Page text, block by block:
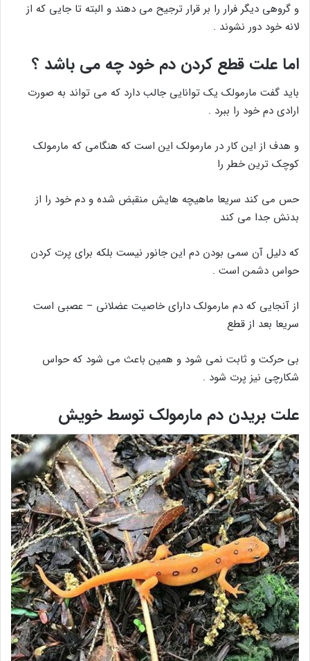
و گروهی دیگر فرار را بر قرار ترجیح می دهند و البته تا جایی که از
لانه خود دور نشوند .
اما علت قطع کردن دم خود چه می باشد ؟
باید گفت مارمولک یک توانایی جالب دارد که می تواند به صورت
ارادی دم خود را ببرد .
و هدف از این کار در مارمولک این است که هنگامی که مارمولک
کوچک ترین خطر را
حس می کند سریعا ماهیچه هایش منقبض شده و دم خود را از
بدنش جدا می کند
که دلیل آن سمی بودن دم این جانور نیست بلکه برای پرت کردن
حواس دشمن است .
از آنجایی که دم مارمولک دارای خاصیت عضلانی – عصبی است
سریعا بعد از قطع
بی حرکت و ثابت نمی شود و همین باعث می شود که حواس
شکارچی نیز پرت شود .
علت بریدن دم مارمولک توسط خویش